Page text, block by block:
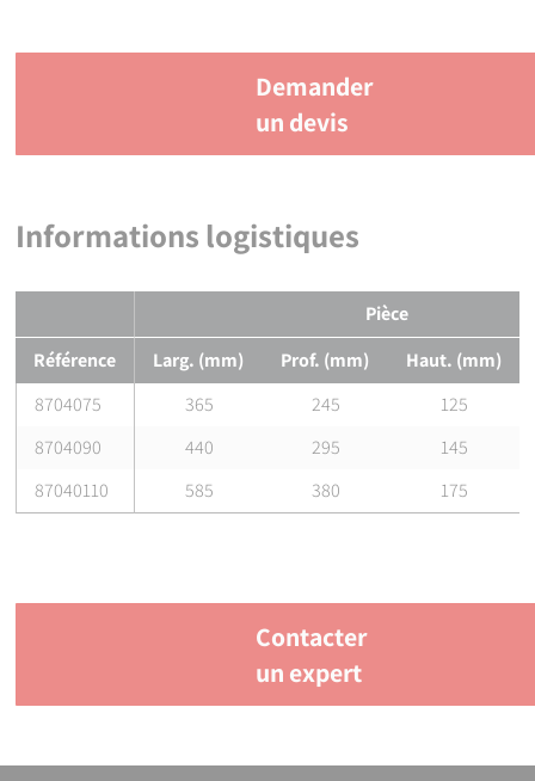
Demander
un devis
Informations logistiques
Pièce
Référence
Larg. (mm) Prof. (mm)
Haut. (mm)
8704075
365 245
125
8704090
440 295
145
87040110
585 380 175
Contacter
un expert